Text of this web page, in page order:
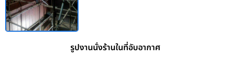
รูปงานนั่งร้านในที่อับอากาศ